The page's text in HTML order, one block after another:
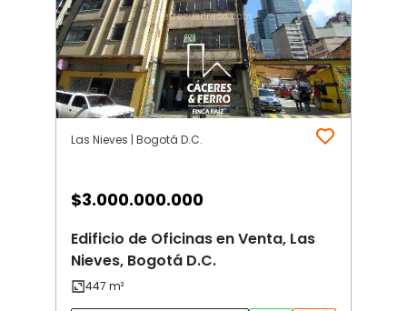
Las Nieves | Bogotá D.C.
$3.000.000.000
Edificio de Oficinas en Venta, Las
Nieves, Bogotá D.C.